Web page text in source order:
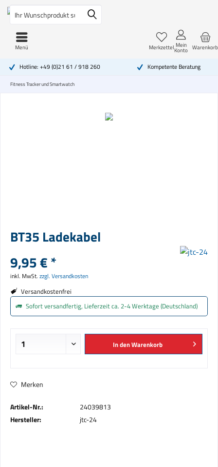
Hotline: +49 (0)21 61 / 918 260 Kompetente Beratung
Warenkorb
Merkzettel Mein
Konto
Menü
Fitness Tracker und Smartwatch
BT35 Ladekabel
9,95 € *
inkl. MwSt. zzgl. Versandkosten
Versandkostenfrei
Sofort versandfertig, Lieferzeit ca. 2-4 Werktage (Deutschland)
In denWarenkorb
Merken
Artikel-Nr.:
24039813
Hersteller:
jtc-24